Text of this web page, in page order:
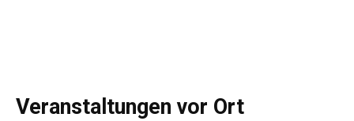
Veranstaltungen vor Ort